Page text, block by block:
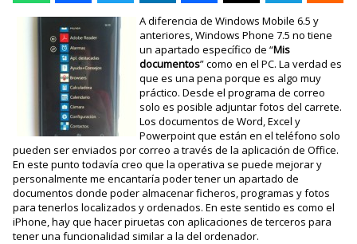
A diferencia de Windows Mobile 6.5 y
anteriores, Windows Phone 7.5 no tiene
un apartado específico de “Mis
documentos” como en el PC. La verdad es
que es una pena porque es algo muy
práctico. Desde el programa de correo
solo es posible adjuntar fotos del carrete.
Los documentos de Word, Excel y
Powerpoint que están en el teléfono solo
pueden ser enviados por correo a través de la aplicación de Office.
En este punto todavía creo que la operativa se puede mejorar y
personalmente me encantaría poder tener un apartado de
documentos donde poder almacenar ficheros, programas y fotos
para tenerlos localizados y ordenados. En este sentido es como el
iPhone, hay que hacer piruetas con aplicaciones de terceros para
tener una funcionalidad similar a la del ordenador.